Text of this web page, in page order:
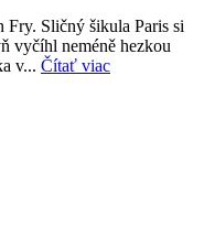
Fry. Sličný šikula Paris si
vyčíhl neméně hezkou
v... Čítať viac